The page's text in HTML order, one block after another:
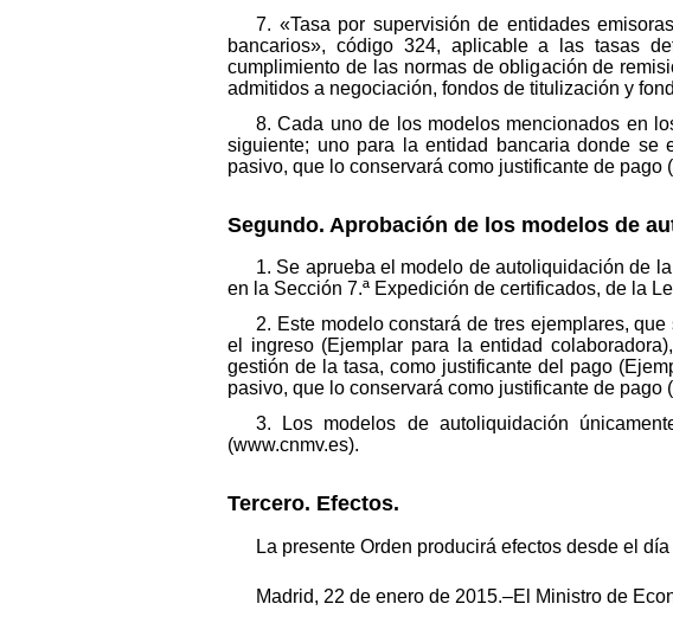
7. «Tasa por supervisión de entidades
bancarios», código 324, aplicable a las tasas
cumplimiento de las normas de obligación de
admitidos a negociación, fondos de titulización y
8. Cada uno de los modelos mencionados en
siguiente; uno para la entidad bancaria donde se
pasivo, que lo conservará como justificante de pago
Segundo. Aprobación de los modelos de
1. Se aprueba el modelo de autoliquidación de
en la Sección 7.ª Expedición de certificados, de la
2. Este modelo constará de tres ejemplares,
el ingreso (Ejemplar para la entidad
gestión de la tasa, como justificante del pago
pasivo, que lo conservará como justificante de pago
3. Los modelos de autoliquidación
(www.cnmv.es).
Tercero. Efectos.
La presente Orden producirá efectos desde el
Madrid, 22 de enero de 2015.–El Ministro de